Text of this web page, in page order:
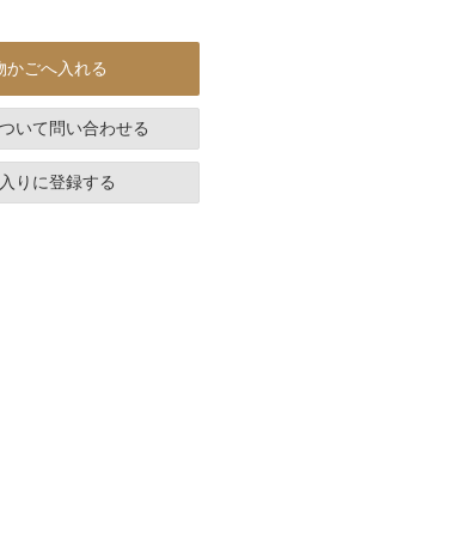
かごへ入れる
いて問い合わせる
りに登録する